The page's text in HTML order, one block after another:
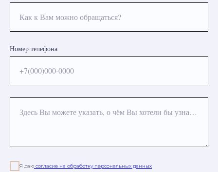
Как к Вам можно обращаться?
Номер телефона
+7(000)000-0000
Здесь Вы можете указать, о чём Вы хотели бы узнать или какая процедура Вас интересует
Я даю согласие на обработку персональных данных